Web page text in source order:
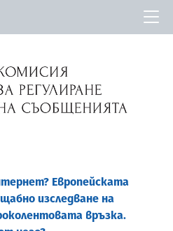
Европейската
изследване на
връзка.